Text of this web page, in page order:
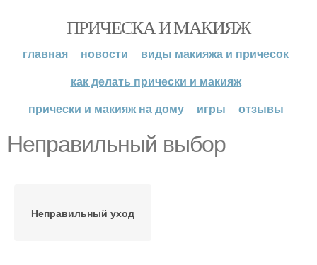
ПРИЧЕСКА И МАКИЯЖ
главная новости
виды макияжа и причесок
как делать прически и макияж
прически и макияж на дому
игры отзывы
Неправильный выбор
Неправильный уход